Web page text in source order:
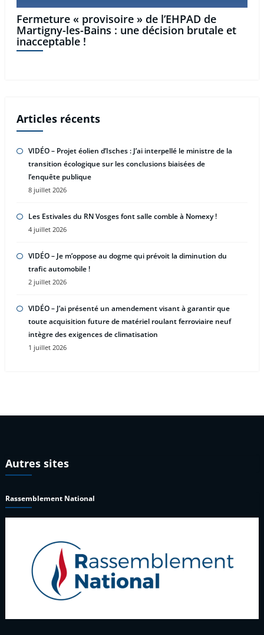
Fermeture « provisoire » de l’EHPAD de
Martigny-les-Bains : une décision brutale et
inacceptable !
Articles récents
VIDÉO – Projet éolien d’Isches : J’ai interpellé le ministre de la
transition écologique sur les conclusions biaisées de
l’enquête publique
8 juillet 2026
Les Estivales du RN Vosges font salle comble à Nomexy !
4 juillet 2026
VIDÉO – Je m’oppose au dogme qui prévoit la diminution du
trafic automobile !
2 juillet 2026
VIDÉO – J’ai présenté un amendement visant à garantir que
toute acquisition future de matériel roulant ferroviaire neuf
intègre des exigences de climatisation
1 juillet 2026
Autres sites
Rassemblement National